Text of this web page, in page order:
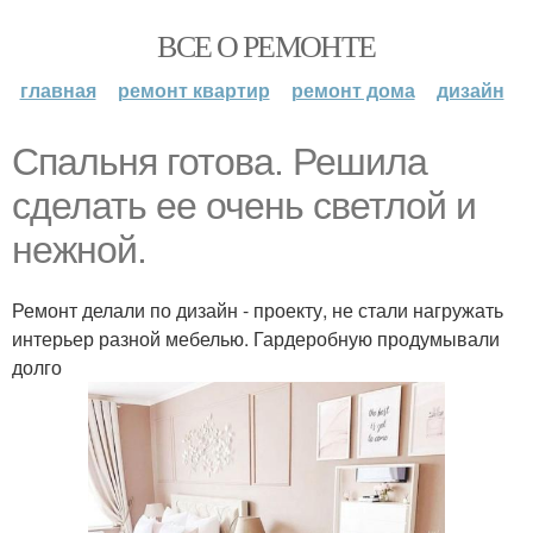
ВСЕ О РЕМОНТЕ
главная ремонт квартир ремонт дома дизайн
Спальня готова. Решила
сделать ее очень светлой и
нежной.
Ремонт делали по дизайн - проекту, не стали нагружать
интерьер разной мебелью. Гардеробную продумывали
долго